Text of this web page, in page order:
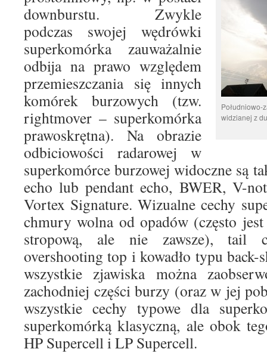
widzianej z
downburstu. Zwykle
podczas swojej wędrówki
superkomórka zauważalnie
odbija na prawo względem
przemieszczania się innych
komórek burzowych (tzw.
rightmover – superkomórka
prawoskrętna). Na obrazie
odbiciowości radarowej w
superkomórce burzowej widoczne są
echo lub pendant echo, BWER, V-
Vortex Signature. Wizualne cechy
chmury wolna od opadów (często
stropową, ale nie zawsze), tail
overshooting top i kowadło typu back-
wszystkie zjawiska można
zachodniej części burzy (oraz w jej
wszystkie cechy typowe dla
superkomórką klasyczną, ale obok
HP Supercell i LP Supercell.